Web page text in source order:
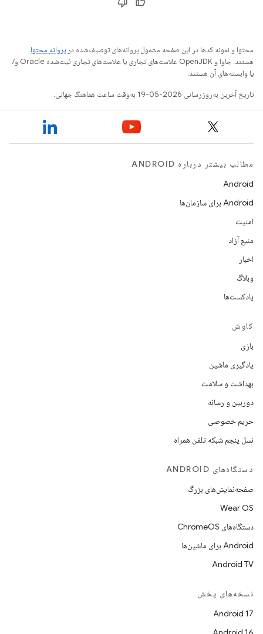
محتوا و نمونه کدها در این صفحه مشمول پروانه‌های توصیف‌شده در پروانه محتوا
هستند. جاوا و OpenJDK علامت‌های تجاری یا علامت‌های تجاری ثبت‌شده Oracle و/
یا وابسته‌های آن هستند.
تاریخ آخرین به‌روزرسانی 2026-05-19 به‌وقت ساعت هماهنگ جهانی.
مطالب بیشتر درباره ANDROID
Android
Android برای سازمان‌ها
امنیت
منبع آزاد
اخبار
وبلاگ
پادکست‌ها
کاوش
بازی
یادگیری ماشین
بهداشت و سلامت
دوربین و رسانه
حریم خصوصی
نسل پنجم شبکه تلفن همراه
دستگاه‌های ANDROID
صفحه‌نمایش‌های بزرگ
Wear OS
دستگاه‌های ChromeOS
Android برای ماشین‌ها
Android TV
نسخه‌های پخش
Android 17